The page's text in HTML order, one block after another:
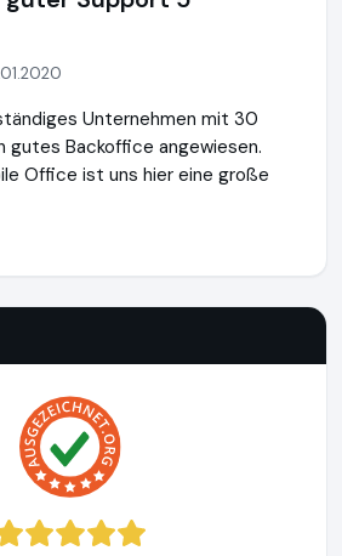
Unternehmen mit 30
gutes Backoffice angewiesen.
Office ist uns hier eine große